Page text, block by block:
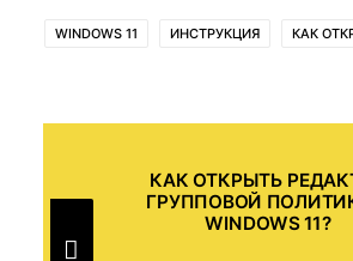
WINDOWS 11 ИНСТРУКЦИЯ КАК
КАК ОТКРЫТЬ
ГРУППОВОЙ
WINDOWS 11?